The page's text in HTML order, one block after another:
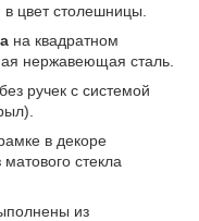
цвет столешницы.
на квадратном
нержавеющая сталь.
ручек с системой
в декоре
стекла
из